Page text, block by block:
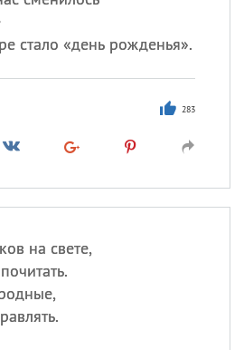
стало «день рожденья».
283
на свете,